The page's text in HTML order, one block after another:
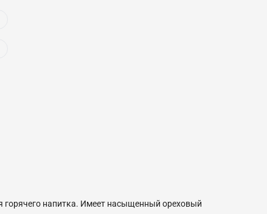
горячего напитка. Имеет насыщенный ореховый